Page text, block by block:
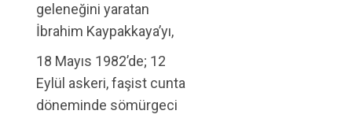
geleneğini yaratan
İbrahim Kaypakkaya’yı,
18 Mayıs 1982’de; 12
Eylül askeri, faşist cunta
döneminde sömürgeci